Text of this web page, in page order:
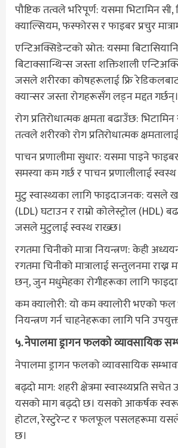
पौष्टिक तत्वले भरिपूर्ण: यसमा भिटामिन
क्याल्सियम, फस्फोरस र फाइबर प्रचुर
एन्टिअक्सिडेन्टको स्रोत: यसमा
बिटाक्सान्थिन्स जस्ता शक्तिशाली
जसले शरीरका कोषहरूलाई फ्रि
क्यान्सर जस्ता रोगहरूसँग लड्न मद्दत गर्छन्।
रोग प्रतिरोधात्मक क्षमता बढाउँछ:
तत्वले शरीरको रोग प्रतिरोधात्मक
पाचन प्रणालीमा सुधार: यसमा पाइने
समस्या कम गर्छ र पाचन प्रणालीलाई स्वस्थ
मुटु स्वास्थ्यका लागि फाइदाजनक: यसले
(LDL) घटाउन र राम्रो कोलेस्ट्रोल (HDL)
जसले मुटुलाई स्वस्थ राख्छ।
रगतमा चिनीको मात्रा नियन्त्रण: केही
रगतमा चिनीको मात्रालाई सन्तुलनमा राख्न
छन्, जुन मधुमेहका रोगीहरूका लागि
कम क्यालोरी: यो कम क्यालोरी भएको
नियन्त्रण गर्न चाहनेहरूका लागि पनि
५. नेपालमा ड्रागन फलको व्यावसायिक
नेपालमा ड्रागन फलको व्यावसायिक
बढ्दो माग: शहरी क्षेत्रमा स्वास्थ्यप्रति
यसको माग बढ्दो छ। यसको आकर्षक
होटल, रेस्टुरेन्ट र फलफूल पसलहरूमा यसले
छ।